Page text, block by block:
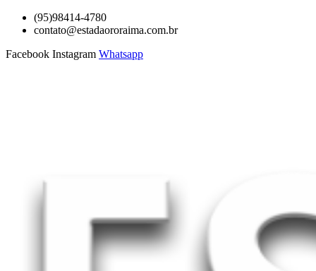
para
conteúdo
(95)98414-4780
contato@estadaororaima.com.br
Facebook Instagram Whatsapp